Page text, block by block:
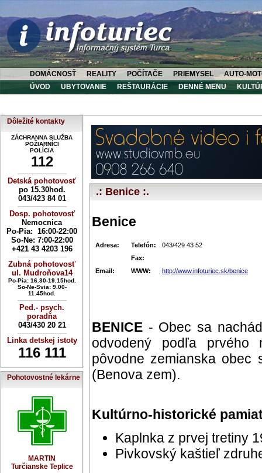
DOMÁCNOSŤ REALITY POČÍTAČE PRIEMYSEL
AUTO-
ÚVOD
UBYTOVANIE REŠTAURÁCIE DENNÉ MENU
Dôležité kontakty
ZÁCHRANNA SLUŽBA
POŽIARNÍCI
POLÍCIA
112
----------------------------
Detská pohotovosť
po 15.30hod.
043/423 84 01
----------------------------
Dosp. pohotovosť
Nemocnica
Po-Pia: 16:00-22:00
So-Ne: 7:00-22:00
+421 43 4203 196
----------------------------
Zubná pohotovosť
ul. Mudroňova14
Po-Pia: 16.30-19.15hod.
So-Ne-Svia: 9.00-
11.45hod.
----------------------------
Ped.- psych.
poradňa
043/430 20 21
----------------------------
Linka detskej istoty
116 111
Pohotovostné lekárne
MARTIN
Turčianske Teplice
.: Benice :.
Benice
Adresa: Telefón:
043/429 43 52
Fax:
Email:
WWW: http://www.infoturiec.sk/benice
BENICE - Obec sa
odvodený podľa
pôvodne zemianska obec
(Benova zem).
Kultúrno-historické
Kaplnka z prvej tretiny
Pivkovský kaštieľ